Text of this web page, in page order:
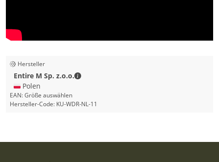
Hersteller
Entire M Sp. z.o.o.
Entire M Sp. z.o.o. - Kontaktdaten
🇵🇱 Polen
EAN:Größe auswählen
Hersteller-Code: KU-WDR-NL-11